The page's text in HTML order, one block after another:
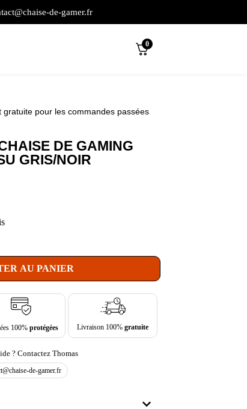
de-gamer.fr
0
gratuite pour les commandes passées
DE GAMING
GRIS/NOIR
AU PANIER
100% protégées Livraison 100%gratuite
? Contactez Thomas
de-gamer.fr